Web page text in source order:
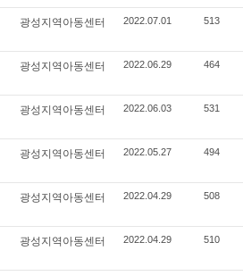
광성지역아동센터 2022.07.01 513
광성지역아동센터 2022.06.29 464
광성지역아동센터 2022.06.03 531
광성지역아동센터 2022.05.27 494
광성지역아동센터 2022.04.29 508
광성지역아동센터 2022.04.29 510